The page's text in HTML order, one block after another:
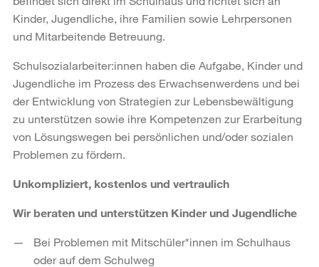
Kinder, Jugendliche, ihre Familien sowie Lehrpersonen
und Mitarbeitende Betreuung.
Schulsozialarbeiter:innen haben die Aufgabe, Kinder und
Jugendliche im Prozess des Erwachsenwerdens und bei
der Entwicklung von Strategien zur Lebensbewältigung
zu unterstützen sowie ihre Kompetenzen zur Erarbeitung
von Lösungswegen bei persönlichen und/oder sozialen
Problemen zu fördern.
Unkompliziert, kostenlos und vertraulich
Wir beraten und unterstützen Kinder und Jugendliche
Bei Problemen mit Mitschüler*innen im Schulhaus
oder auf dem Schulweg